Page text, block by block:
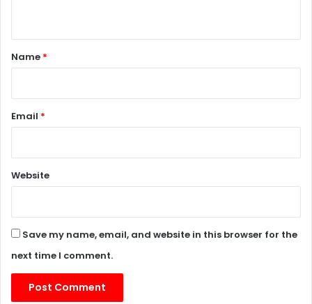
*Name *
Email *
Website
Save my name, email, and website in this browser for the
next time I comment.